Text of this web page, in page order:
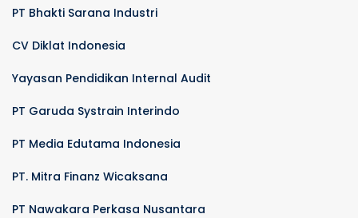
PT Bhakti Sarana Industri
CV Diklat Indonesia
Yayasan Pendidikan Internal Audit
PT Garuda Systrain Interindo
PT Media Edutama Indonesia
PT. Mitra Finanz Wicaksana
PT Nawakara Perkasa Nusantara